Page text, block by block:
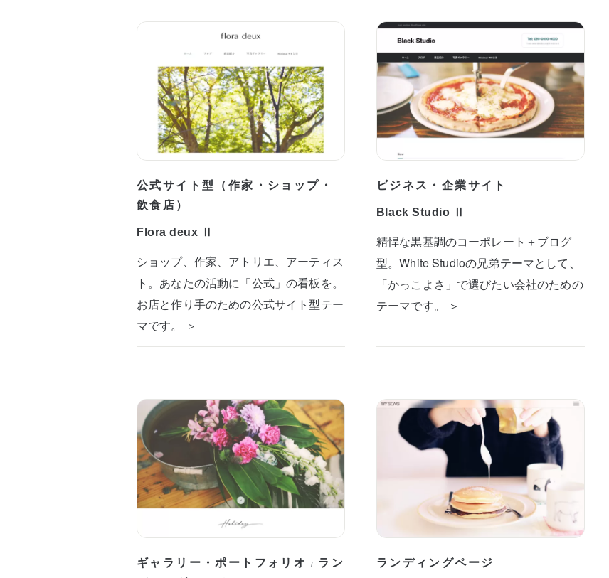
公式サイト型（作家・ショップ・
飲食店）
Flora deux Ⅱ
ショップ、作家、アトリエ、アーティス
ト。あなたの活動に「公式」の看板を。
お店と作り手のための公式サイト型テー
マです。 ＞
ビジネス・企業サイト
Black Studio Ⅱ
精悍な黒基調のコーポレート＋ブログ
型。White Studioの兄弟テーマとして、
「かっこよさ」で選びたい会社のための
テーマです。 ＞
ギャラリー・ポートフォリオ / ラン
ランディングページ